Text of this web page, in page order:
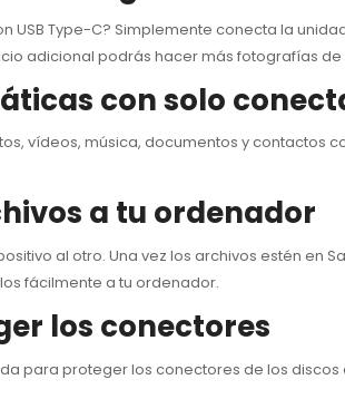
Type-C? Simplemente conecta la
adicional podrás hacer más fotografías
con solo
vídeos, música, documentos y contactos
a tu ordenador
al otro. Una vez los archivos estén en
fácilmente a tu ordenador.
los conectores
para proteger los conectores de los